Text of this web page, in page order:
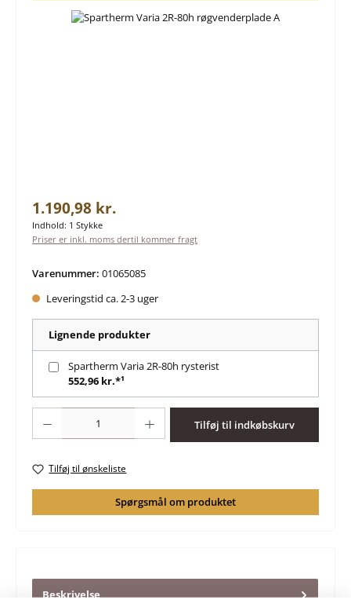
Almindelig pris:
1.190,98 kr.
Indhold: 1 Stykke
Priser er inkl. moms dertil kommer fragt
Varenummer: 01065085
Leveringstid ca. 2-3 uger
Lignende produkter
Spartherm Varia 2R-80h rysterist
552,96 kr.*¹
Tilføj til indkøbskurv
Tilføj til ønskeliste
Spørgsmål om produktet
Beskrivelse